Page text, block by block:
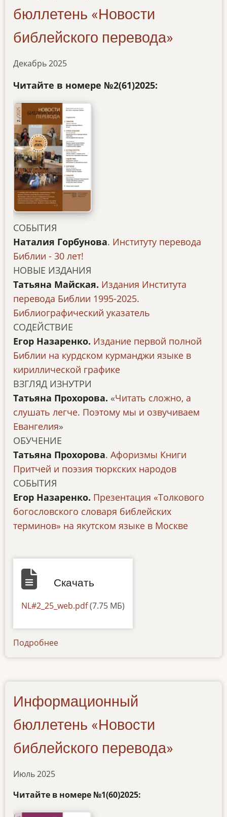
бюллетень «Новости
библейского перевода»
Декабрь 2025
Читайте в номере №2(61)2025:
СОБЫТИЯ
Наталия Горбунова. Институту перевода
Библии - 30 лет!
НОВЫЕ ИЗДАНИЯ
Татьяна Майская. Издания Института
перевода Библии 1995-2025.
Библиографический указатель
СОДЕЙСТВИЕ
Егор Назаренко. Издание первой полной
Библии на курдском курманджи языке в
кириллической графике
ВЗГЛЯД ИЗНУТРИ
Татьяна Прохорова. «Читать сложно, а
слушать легче. Поэтому мы и озвучиваем
Евангелия»
ОБУЧЕНИЕ
Татьяна Прохорова. Афоризмы Книги
Притчей и поэзия тюркских народов
СОБЫТИЯ
Егор Назаренко. Презентация «Толкового
богословского словаря библейских
терминов» на якутском языке в Москве
Скачать
Default
NL#2_25_web.pdf(7.75 МБ)
Подробнее
2-
Информационный
бюллетень «Новости
библейского перевода»
Июль 2025
Читайте в номере №1(60)2025: